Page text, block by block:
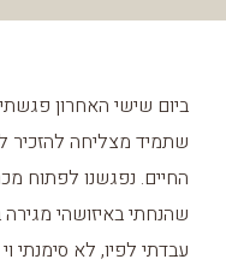
ביום שישי האחרון
שתמיד מצליחה
החיים. נפגשנו לפתוח
שהנחתי באיזושהי
עבדתי לפיו, לא סימנתי